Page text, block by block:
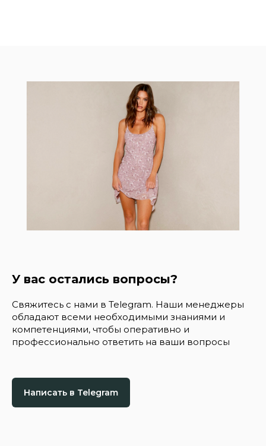
У вас остались вопросы?
Свяжитесь с нами в Telegram. Наши менеджеры
обладают всеми необходимыми знаниями и
компетенциями, чтобы оперативно и
профессионально ответить на ваши вопросы
Написать в Telegram